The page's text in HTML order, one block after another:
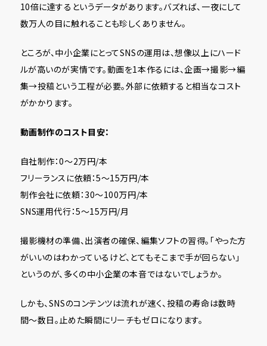
10倍に達するというデータがあります。バズれば、一夜にして
数万人の目に触れることも珍しくありません。
ところが、中小企業にとってSNSの運用は、想像以上にハード
ルが高いのが実情です。動画を1本作るには、企画→撮影→編
集→投稿という工程が必要。外部に依頼すると相当なコスト
がかかります。
動画制作のコスト目安：
自社制作：0〜2万円/本
フリーランスに依頼：5〜15万円/本
制作会社に依頼：30〜100万円/本
SNS運用代行：5〜15万円/月
撮影機材の準備、出演者の確保、編集ソフトの習得。「やった方
がいいのはわかっているけど、とてもそこまで手が回らない」
というのが、多くの中小企業の本音ではないでしょうか。
しかも、SNSのコンテンツは流れが速く、投稿の寿命は数時
間〜数日。止めた瞬間にリーチもゼロになります。